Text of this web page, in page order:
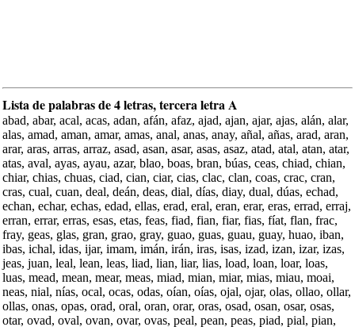
Lista de palabras de 4 letras, tercera letra A
abad, abar, acal, acas, adan, afán, afaz, ajad, ajan, ajar, ajas, alán, alar,
alas, amad, aman, amar, amas, anal, anas, anay, añal, añas, arad, aran,
arar, aras, arras, arraz, asad, asan, asar, asas, asaz, atad, atal, atan, atar,
atas, aval, ayas, ayau, azar, blao, boas, bran, búas, ceas, chiad, chian,
chiar, chias, chuas, ciad, cian, ciar, cias, clac, clan, coas, crac, cran,
cras, cual, cuan, deal, deán, deas, dial, días, diay, dual, dúas, echad,
echan, echar, echas, edad, ellas, erad, eral, eran, erar, eras, errad, erraj,
erran, errar, erras, esas, etas, feas, fiad, fian, fiar, fias, fíat, flan, frac,
fray, geas, glas, gran, grao, gray, guao, guas, guau, guay, huao, iban,
ibas, ichal, idas, ijar, imam, imán, irán, iras, isas, izad, izan, izar, izas,
jeas, juan, leal, lean, leas, liad, lian, liar, lias, load, loan, loar, loas,
luas, mead, mean, mear, meas, miad, mian, miar, mias, miau, moai,
neas, nial, nías, ocal, ocas, odas, oían, oías, ojal, ojar, olas, ollao, ollar,
ollas, onas, opas, orad, oral, oran, orar, oras, osad, osan, osar, osas,
otar, ovad, oval, ovan, ovar, ovas, peal, pean, peas, piad, pial, pian,